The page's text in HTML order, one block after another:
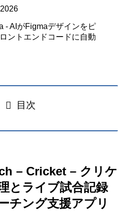
目次
– Cricket – クリケ
とライブ試合記録
チング支援アプリ